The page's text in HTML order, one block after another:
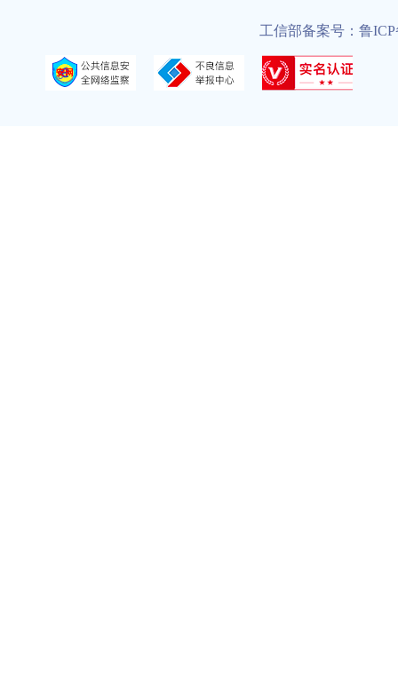
工信部备案号：鲁